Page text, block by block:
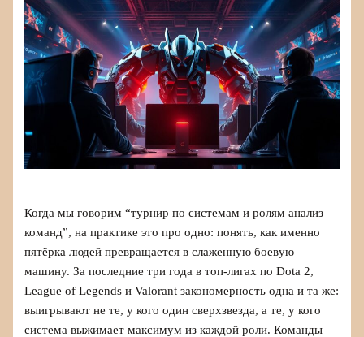
Когда мы говорим “турнир по системам и ролям анализ
команд”, на практике это про одно: понять, как именно
пятёрка людей превращается в слаженную боевую
машину. За последние три года в топ‑лигах по Dota 2,
League of Legends и Valorant закономерность одна и та же:
выигрывают не те, у кого один сверхзвезда, а те, у кого
система выжимает максимум из каждой роли. Команды